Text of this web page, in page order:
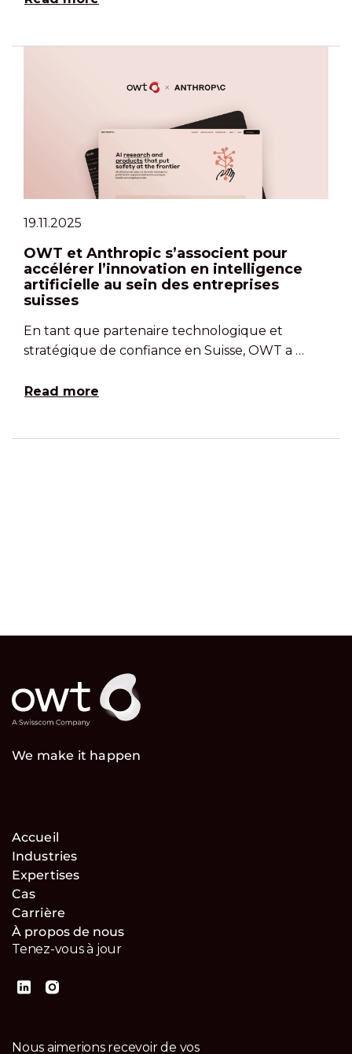
19.11.2025
OWT et Anthropic s’associent pour
accélérer l’innovation en intelligence
artificielle au sein des entreprises
suisses
En tant que partenaire technologique et
stratégique de confiance en Suisse, OWT a …
Read more
We make it happen
Accueil
Industries
Expertises
Cas
Carrière
À propos de nous
Tenez-vous à jour
Nous aimerions recevoir de vos